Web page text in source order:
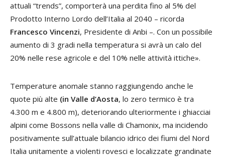
attuali “trends”, comporterà una perdita fino al 5% del
Prodotto Interno Lordo dell’Italia al 2040 – ricorda
Francesco Vincenzi, Presidente di Anbi –. Con un possibile
aumento di 3 gradi nella temperatura si avrà un calo del
20% nelle rese agricole e del 10% nelle attività ittiche».
Temperature anomale stanno raggiungendo anche le
quote più alte (in Valle d’Aosta, lo zero termico è tra
4.300 m e 4.800 m), deteriorando ulteriormente i ghiacciai
alpini come Bossons nella valle di Chamonix, ma incidendo
positivamente sull’attuale bilancio idrico dei fiumi del Nord
Italia unitamente a violenti rovesci e localizzate grandinate